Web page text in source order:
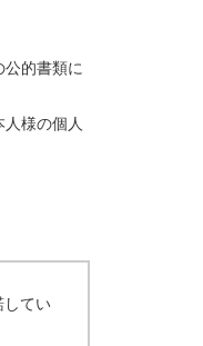
的書類に
様の個人
してい